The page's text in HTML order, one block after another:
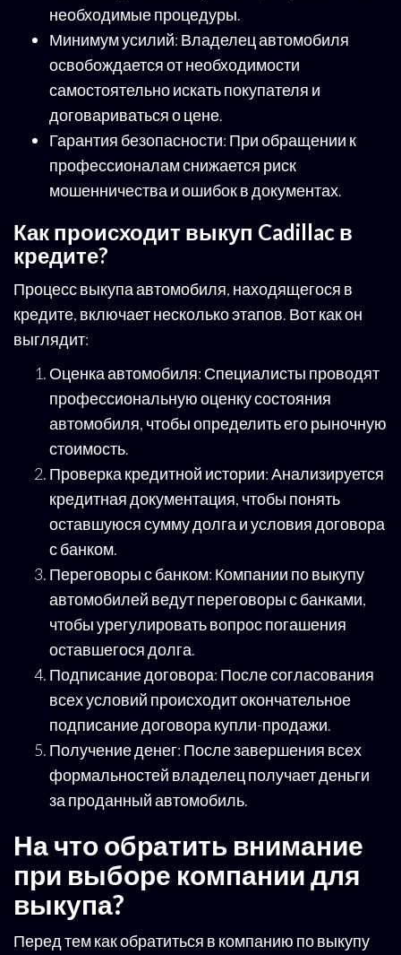
необходимые процедуры.
Минимум усилий: Владелец автомобиля
освобождается от необходимости
самостоятельно искать покупателя и
договариваться о цене.
Гарантия безопасности: При обращении к
профессионалам снижается риск
мошенничества и ошибок в документах.
Как происходит выкуп Cadillac в
кредите?
Процесс выкупа автомобиля, находящегося в
кредите, включает несколько этапов. Вот как он
выглядит:
Оценка автомобиля: Специалисты проводят
профессиональную оценку состояния
автомобиля, чтобы определить его рыночную
стоимость.
Проверка кредитной истории: Анализируется
кредитная документация, чтобы понять
оставшуюся сумму долга и условия договора
с банком.
Переговоры с банком: Компании по выкупу
автомобилей ведут переговоры с банками,
чтобы урегулировать вопрос погашения
оставшегося долга.
Подписание договора: После согласования
всех условий происходит окончательное
подписание договора купли-продажи.
Получение денег: После завершения всех
формальностей владелец получает деньги
за проданный автомобиль.
На что обратить внимание
при выборе компании для
выкупа?
Перед тем как обратиться в компанию по выкупу